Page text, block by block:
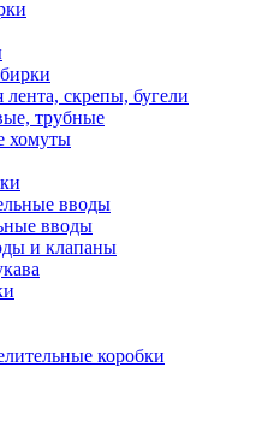
скрепы, бугели
трубные
хомуты
вводы
вводы
и клапаны
коробки